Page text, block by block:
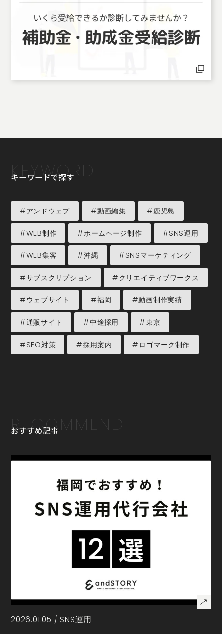
KEYWORD
キーワードで探す
#アンドウェブ #動画編集 #鹿児島
#WEB制作 #ホームページ制作 #SNS運用
#WEB集客 #沖縄 #SNSマーケティング
#サブスクリプション #クリエイティブワークス
#ウェブサイト #福岡 #動画制作実績
#通販サイト #中途採用 #東京
#SEO対策 #採用案内 #ロゴマーク制作
RECOMMEND
おすすめ記事
2026.01.05 / SNS運用